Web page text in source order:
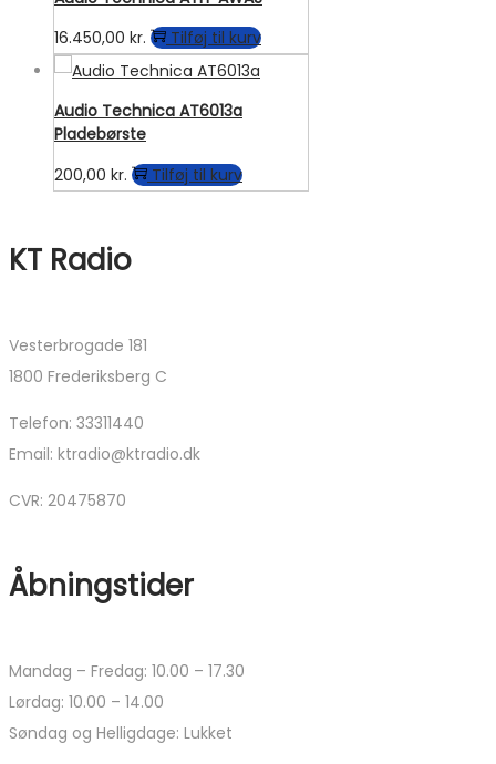
16.450,00 kr. Tilføj til kurv
Audio Technica AT6013a
Pladebørste
200,00 kr. Tilføj til kurv
KT Radio
Vesterbrogade 181
1800 Frederiksberg C
Telefon: 33311440
Email: ktradio@ktradio.dk
CVR: 20475870
Åbningstider
Mandag – Fredag: 10.00 – 17.30
Lørdag: 10.00 – 14.00
Søndag og Helligdage: Lukket